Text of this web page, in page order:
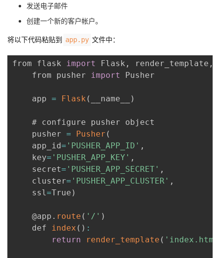
发送电子邮件
创建一个新的客户帐户。
将以下代码粘贴到 app.py 文件中：
from flask import Flask , render_template ,
    from pusher
import Pusher
    app
= Flask ( __name__ )
    # configure pusher object
    pusher
= Pusher (
    app_id
= 'PUSHER_APP_ID' ,
    key
= 'PUSHER_APP_KEY' ,
    secret
= 'PUSHER_APP_SECRET' ,
    cluster
= 'PUSHER_APP_CLUSTER' ,
    ssl
=True )
    @app
. route ( '/' )
    def
index ( ) :
return
render_template (